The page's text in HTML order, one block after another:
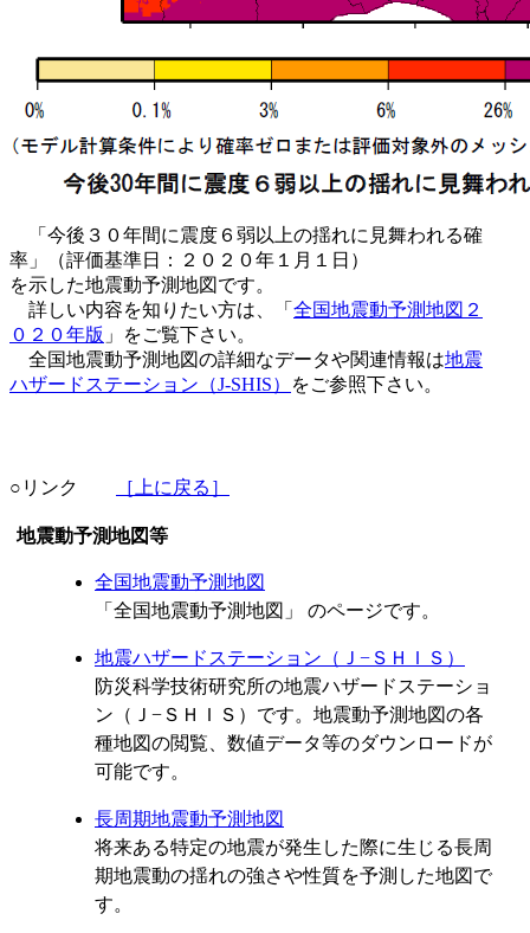
「今後３０年間に震度６弱以上の揺れに見舞われる確
率」（評価基準日：２０２０年１月１日）
を示した地震動予測地図です。
詳しい内容を知りたい方は、「 全国地震動予測地図２
０２０年版 」をご覧下さい。
全国地震動予測地図の詳細なデータや関連情報は地震
ハザードステーション（J-SHIS）
をご参照下さい。
○リンク ［上に戻る］
震動予測地図等
全国地震動予測地図
「全国地震動予測地図」 のページです。
地震ハザードステーション（Ｊ−ＳＨＩＳ）
防災科学技術研究所の地震ハザードステーショ
ン（Ｊ−ＳＨＩＳ）です。地震動予測地図の各
種地図の閲覧、数値データ等のダウンロードが
可能です。
長周期地震動予測地図
将来ある特定の地震が発生した際に生じる長周
期地震動の揺れの強さや性質を予測した地図で
す。